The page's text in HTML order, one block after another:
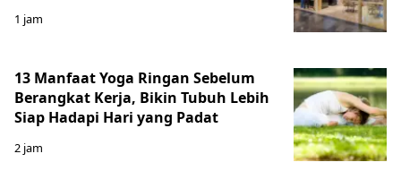
1 jam
13 Manfaat Yoga Ringan Sebelum
Berangkat Kerja, Bikin Tubuh Lebih
Siap Hadapi Hari yang Padat
2 jam